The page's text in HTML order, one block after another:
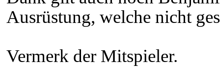
Ausrüstung, welche nicht
Vermerk der Mitspieler.